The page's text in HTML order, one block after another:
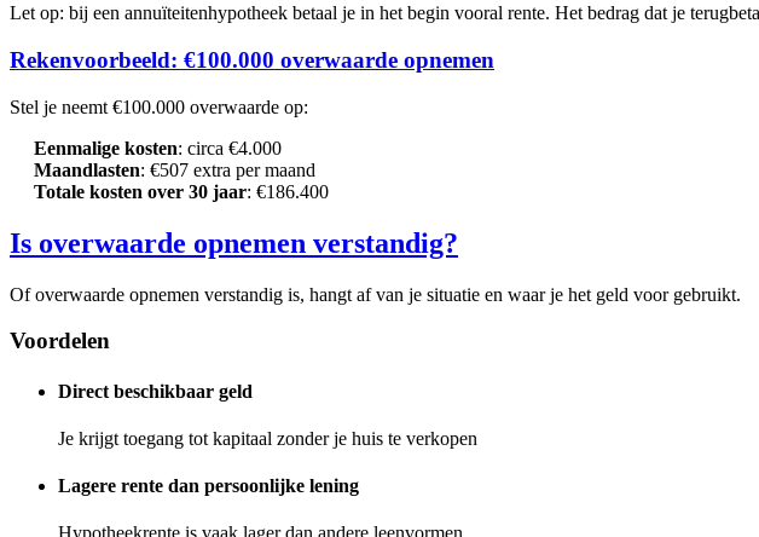
Let op: bij een annuïteitenhypotheek betaal je in het begin vooral rente. Het bedrag dat je
Rekenvoorbeeld: €100.000 overwaarde opnemen
Stel je neemt €100.000 overwaarde op:
Eenmalige kosten: circa €4.000
Maandlasten: €507 extra per maand
Totale kosten over 30 jaar: €186.400
Is overwaarde opnemen verstandig?
Of overwaarde opnemen verstandig is, hangt af van je situatie en waar je het geld voor gebruikt.
Voordelen
Direct beschikbaar geld
Je krijgt toegang tot kapitaal zonder je huis te verkopen
Lagere rente dan persoonlijke lening